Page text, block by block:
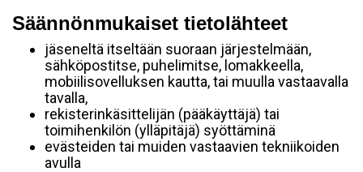
Säännönmukaiset tietolähteet
jäseneltä itseltään suoraan järjestelmään,
sähköpostitse, puhelimitse, lomakkeella,
mobiilisovelluksen kautta, tai muulla vastaavalla
tavalla,
rekisterinkäsittelijän (pääkäyttäjä) tai
toimihenkilön (ylläpitäjä) syöttäminä
evästeiden tai muiden vastaavien tekniikoiden
avulla